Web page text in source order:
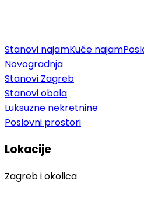
Stanovi najamKuće najam
Novogradnja
Stanovi Zagreb
Stanovi obala
Luksuzne nekretnine
Poslovni prostori
Lokacije
Zagreb i okolica